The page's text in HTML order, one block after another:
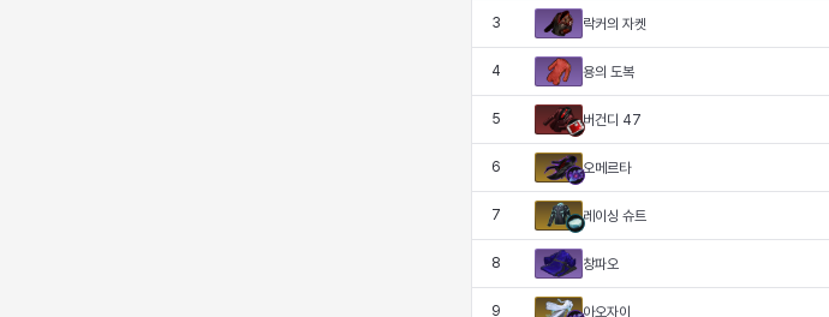
3 락커의 자켓
4 용의 도복
5 버건디 47
6 오메르타
7 레이싱 슈트
8 창파오
9 아오자이